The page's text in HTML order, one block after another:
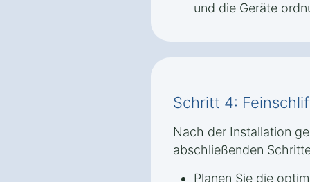
und die Geräte
Schritt 4:
Nach der Installation
abschließenden
Planen Sie die